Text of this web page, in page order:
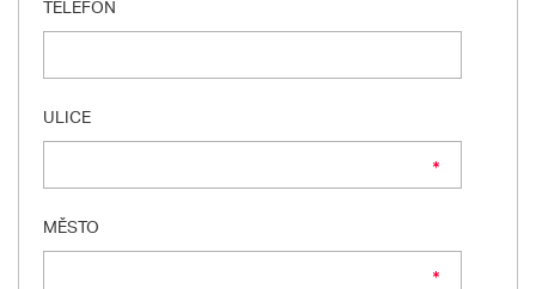
TELEFON
ULICE
MĚSTO